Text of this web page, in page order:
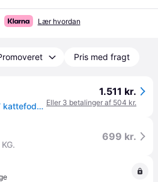
Lær hvordan
Pris med fragt
Royal Canin Indoor 27 kattefoder 2 x 10 kg
1.511 kr.
Eller 3 betalinger af 504 kr.
699 kr.